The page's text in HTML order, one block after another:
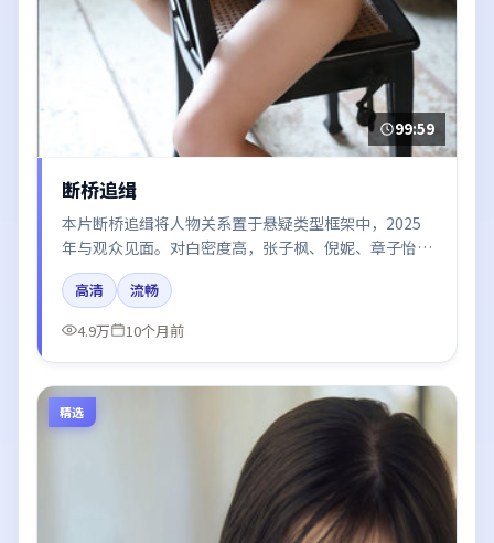
99:59
断桥追缉
本片断桥追缉将人物关系置于悬疑类型框架中，2025
年与观众见面。对白密度高，张子枫、倪妮、章子怡的
台词节奏值得关注；整体气质偏中国香港都市与冷色调
摄影。
高清
流畅
4.9万
10个月前
精选